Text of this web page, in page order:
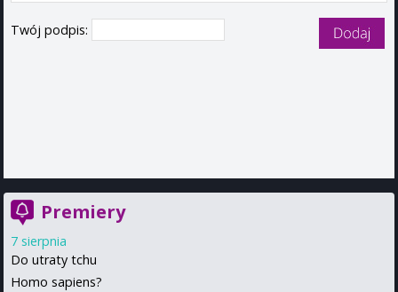
Twój podpis:
Premiery
7 sierpnia
Do utraty tchu
Homo sapiens?